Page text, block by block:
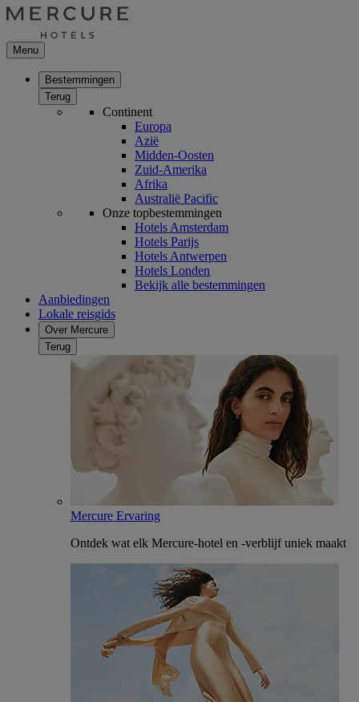
Menu
Bestemmingen
Terug
Continent
Europa
Azië
Midden-Oosten
Zuid-Amerika
Afrika
Australië Pacific
Onze topbestemmingen
Hotels Amsterdam
Hotels Parijs
Hotels Antwerpen
Hotels Londen
Bekijk alle bestemmingen
Aanbiedingen
Lokale reisgids
Over Mercure
Terug
Mercure Ervaring
Ontdek wat elk Mercure-hotel en -verblijf uniek maakt